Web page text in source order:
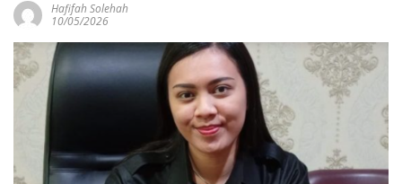
Hafifah Solehah
10/05/2026